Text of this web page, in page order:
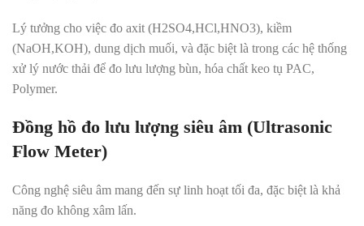
Lý tưởng cho việc đo axit (H2SO4,HCl,HNO3), kiềm
(NaOH,KOH), dung dịch muối, và đặc biệt là trong các hệ thống
xử lý nước thải để đo lưu lượng bùn, hóa chất keo tụ PAC,
Polymer.
Đồng hồ đo lưu lượng siêu âm (Ultrasonic
Flow Meter)
Công nghệ siêu âm mang đến sự linh hoạt tối đa, đặc biệt là khả
năng đo không xâm lấn.